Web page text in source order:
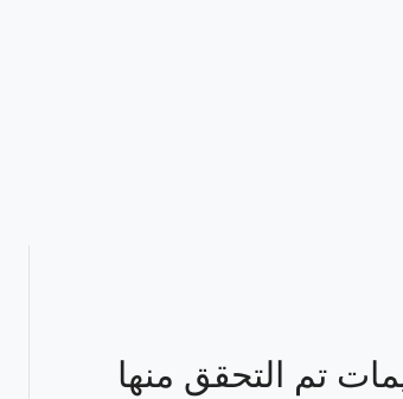
تم التحقق منها